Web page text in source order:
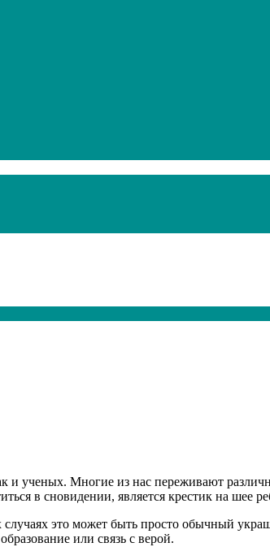
и ученых. Многие из нас переживают
в сновидении, является крестик на шее
это может быть просто обычный
или связь с верой.